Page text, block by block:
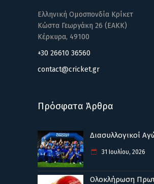
Ελληνική Ομοσπονδία Κρίκετ
Κώστα Γεωργάκη 26 (ΕΑΚΚ)
Κέρκυρα, 49100
+30 26610 36560
contact@cricket.gr
Πρόσφατα Άρθρα
Διασυλλογικοί
31 Ιουλίου, 2026
Ολοκλήρωση